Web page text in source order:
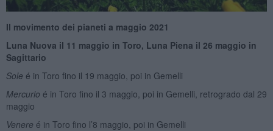
Il movimento dei pianeti a maggio 2021
Luna Nuova il 1 1 maggio in Toro, Luna Piena il 26 maggio in
Sagittario
Sole é in Toro fino il 19 maggio, poi in Gemelli
Mercurio é in Toro fino il 3 maggio, poi in Gemelli, retrogrado dal 29
maggio
Venere é in Toro fino l’8 maggio, poi in Gemelli